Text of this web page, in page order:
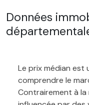
Données
Le prix médian est
comprendre le
Contrairement à